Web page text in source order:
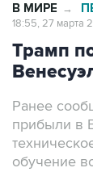
В МИРЕ →
18:55, 27 марта
Трамп
Ранее
прибыли в
обучение